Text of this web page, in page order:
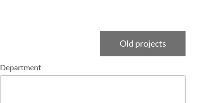
Old projects
Department